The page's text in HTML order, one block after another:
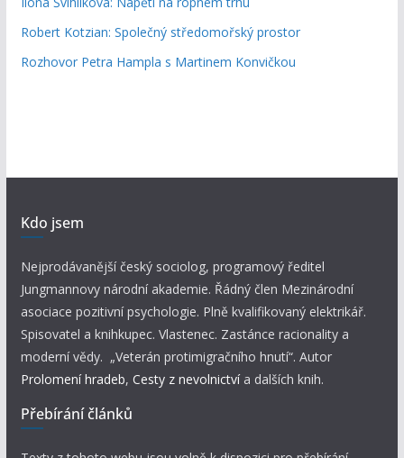
Robert Kotzian: Společný středomořský prostor
Rozhovor Petra Hampla s Martinem Konvičkou
Kdo jsem
Nejprodávanější český sociolog, programový ředitel
Jungmannovy národní akademie. Řádný člen Mezinárodní
asociace pozitivní psychologie. Plně kvalifikovaný elektrikář.
Spisovatel a knihkupec. Vlastenec. Zastánce racionality a
moderní vědy. „Veterán protimigračního hnutí“. Autor
Prolomení hradeb, Cesty z nevolnictví a dalších knih.
Přebírání článků